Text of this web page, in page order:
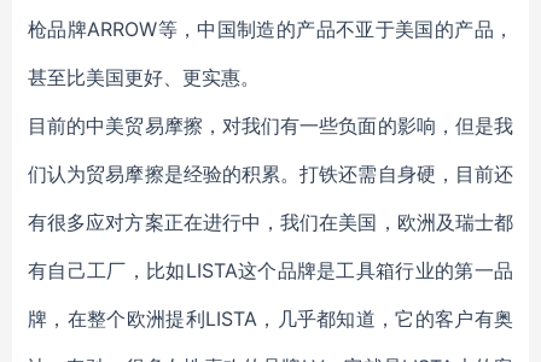
枪品牌ARROW等，中国制造的产品不亚于美国的产品，
甚至比美国更好、更实惠。
目前的中美贸易摩擦，对我们有一些负面的影响，但是我
们认为贸易摩擦是经验的积累。打铁还需自身硬，目前还
有很多应对方案正在进行中，我们在美国，欧洲及瑞士都
有自己工厂，比如LISTA这个品牌是工具箱行业的第一品
牌，在整个欧洲提利LISTA，几乎都知道，它的客户有奥